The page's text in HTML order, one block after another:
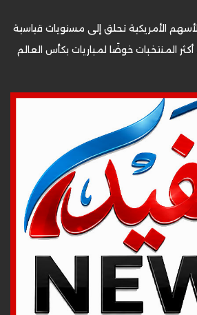
الأمريكية تحلق إلى مستويات قياسية
المنتخبات خوضًا لمباريات بكأس العالم